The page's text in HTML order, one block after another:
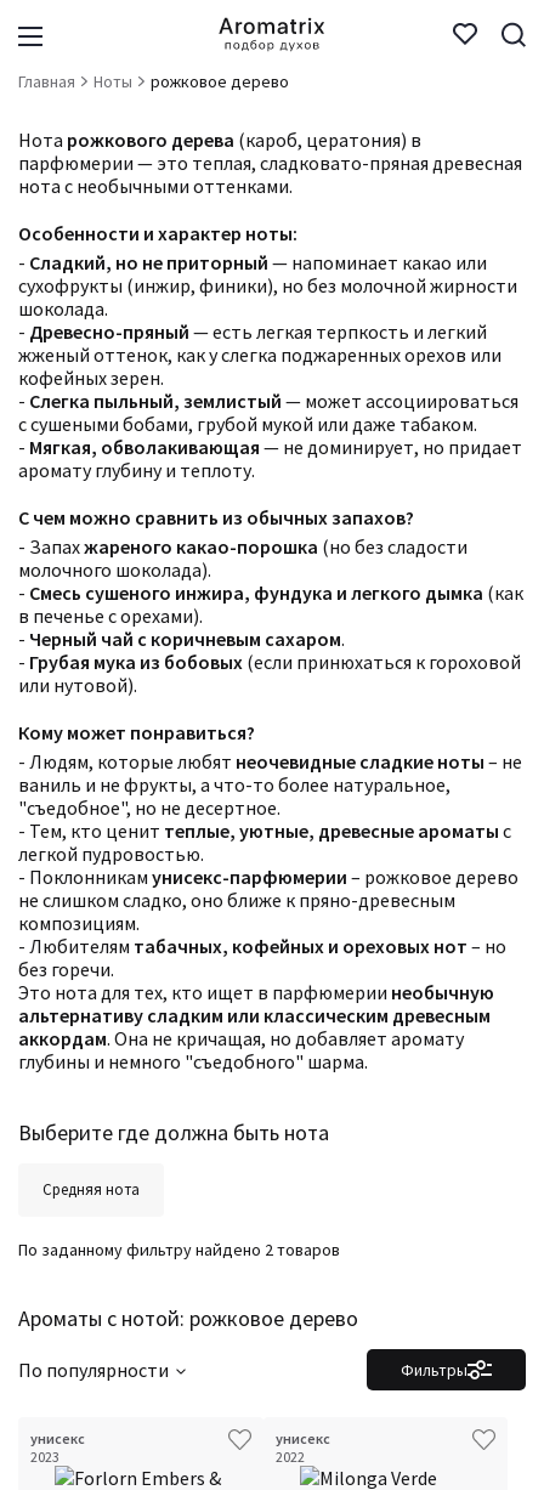
Главная Ноты рожковое дерево
Нота рожкового дерева (кароб, цератония) в
парфюмерии — это теплая, сладковато-пряная древесная
нота с необычными оттенками.
Особенности и характер ноты:
- Сладкий, но не приторный — напоминает какао или
сухофрукты (инжир, финики), но без молочной жирности
шоколада.
- Древесно-пряный — есть легкая терпкость и легкий
жженый оттенок, как у слегка поджаренных орехов или
кофейных зерен.
- Слегка пыльный, землистый — может ассоциироваться
с сушеными бобами, грубой мукой или даже табаком.
- Мягкая, обволакивающая — не доминирует, но придает
аромату глубину и теплоту.
С чем можно сравнить из обычных запахов?
- Запахжареного какао-порошка (но без сладости
молочного шоколада).
- Смесь сушеного инжира, фундука и легкого дымка (как
в печенье с орехами).
- Черный чай с коричневым сахаром.
- Грубая мука из бобовых (если принюхаться к гороховой
или нутовой).
Кому может понравиться?
- Людям, которые любят неочевидные сладкие ноты – не
ваниль и не фрукты, а что-то более натуральное,
"съедобное", но не десертное.
- Тем, кто ценит теплые, уютные, древесные ароматы с
легкой пудровостью.
- Поклонникам унисекс-парфюмерии – рожковое дерево
не слишком сладко, оно ближе к пряно-древесным
композициям.
- Любителям табачных, кофейных и ореховых нот – но
без горечи.
Это нота для тех, кто ищет в парфюмерии необычную
альтернативу сладким или классическим древесным
аккордам. Она не кричащая, но добавляет аромату
глубины и немного "съедобного" шарма.
Выберите где должна быть нота
Средняя нота
Ароматы с нотой: рожковое дерево
По заданному фильтру найдено 2 товаров
Фильтры
По популярности
Фильтры
Для кого
Рейтинг
Количество оценок Сбросить
Сбросить
Год производства Сбросить
Бренды
Время года
Страна производитель
унисекс
2023
унисекс
2022